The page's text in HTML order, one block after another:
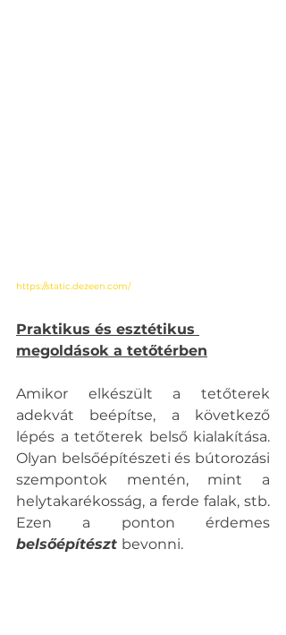
https://static.dezeen.com/
Praktikus és esztétikus
megoldások a tetőtérben
Amikor elkészült a tetőterek
adekvát beépítse, a következő
lépés a tetőterek belső kialakítása.
Olyan belsőépítészeti és bútorozási
szempontok mentén, mint a
helytakarékosság, a ferde falak, stb.
belsőépítészt bevonni.